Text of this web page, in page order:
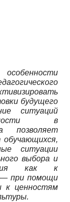
будущего
ситуаций
в
позволяет
ситуации
выбора и
как к
— при помощи
к ценностям